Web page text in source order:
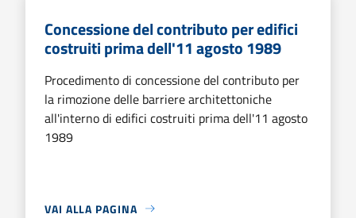
Concessione del contributo per edifici
costruiti prima dell'11 agosto 1989
Procedimento di concessione del contributo per
la rimozione delle barriere architettoniche
all'interno di edifici costruiti prima dell'11 agosto
1989
VAI ALLA PAGINA